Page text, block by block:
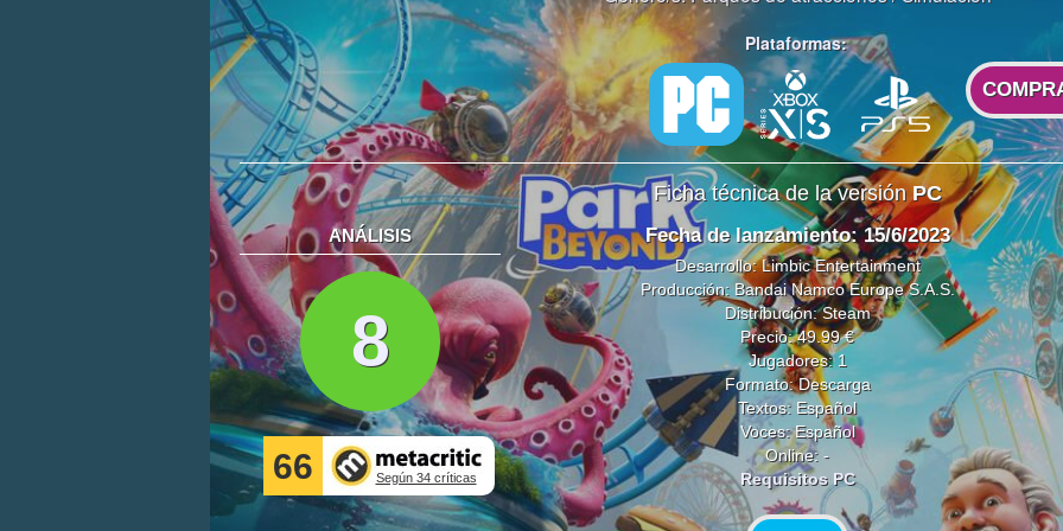
Plataformas:
Ficha técnica de la versión PC
ANÁLISIS
8
66 Según 34 críticas
Fecha de lanzamiento: 15/6/2023
Desarrollo: Limbic Entertainment
Producción: Bandai Namco Europe S.A.S.
Distribución: Steam
Precio: 49.99 €
Jugadores: 1
Formato: Descarga
Textos: Español
Voces: Español
Online: -
Requisitos PC